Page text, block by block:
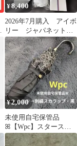
¥8,400
2026年7月購入 アイボ
リー ジャパネットオ
リジナル 帝人アクシ
ア 木陰日傘
¥2,000
未使用自宅保管品
ꕤ【Wpc】スタースカ
ラップ・ワールドパー